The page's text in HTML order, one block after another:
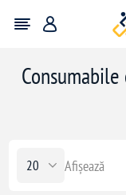
Afișează